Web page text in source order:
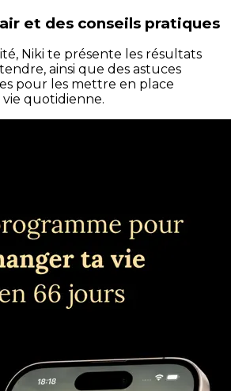
et des conseils pratiques
Niki te présente les résultats
ainsi que des astuces
pour les mettre en place
quotidienne.